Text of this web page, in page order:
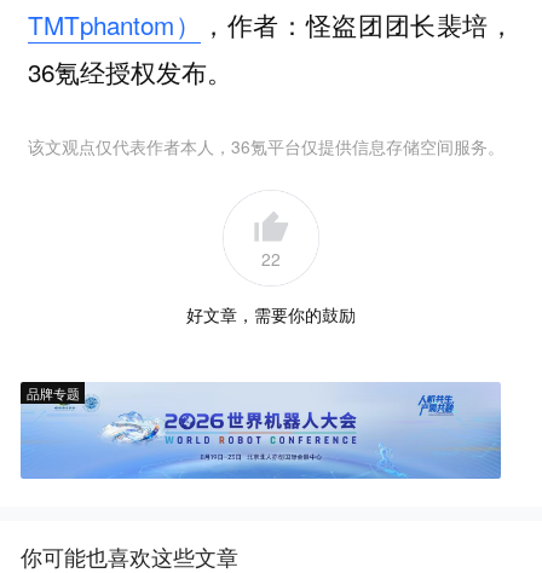
TMTphantom）
，作者：怪盗团团长裴培，
36氪经授权发布。
该文观点仅代表作者本人，36氪平台仅提供信息存储空间服务。
22
好文章，需要你的鼓励
品牌专题
你可能也喜欢这些文章